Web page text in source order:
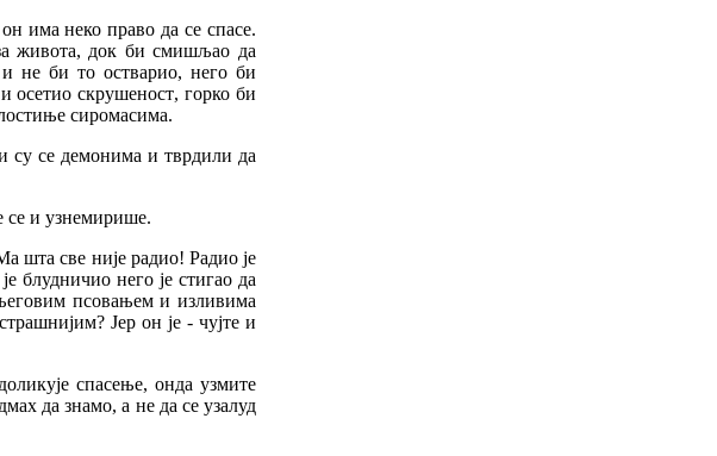
он има неко право да се спасе.
живота, док би смишљао да
и не би то остварио, него би
и осетио скрушеност, горко би
сиромасима.
су се демонима и тврдили да
се и узнемирише.
шта све није радио! Радио је
је блудничио него је стигао да
псовањем и изливима
страшнијим?Јер он је- чујте и
доликује спасење, онда узмите
да знамо,а не да се узалуд